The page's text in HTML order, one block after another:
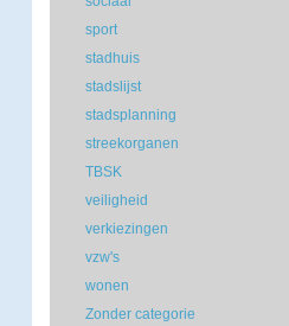
sport
stadhuis
stadslijst
stadsplanning
streekorganen
TBSK
veiligheid
verkiezingen
vzw's
wonen
Zonder categorie